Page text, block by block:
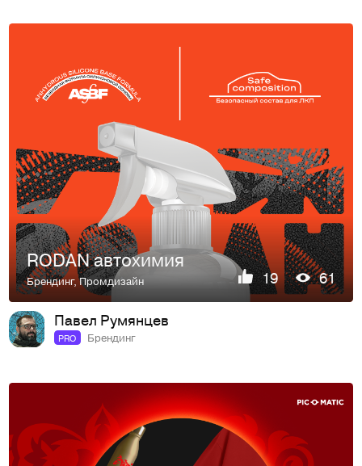
RODAN автохимия
Брендинг,Промдизайн 19 61
Павел Румянцев
PRO Брендинг